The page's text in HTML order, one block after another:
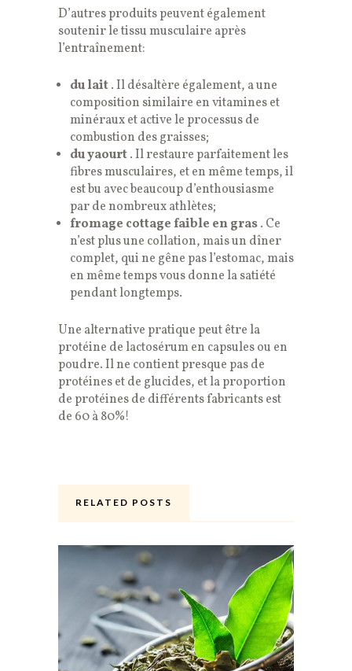
D’autres produits peuvent également
soutenir le tissu musculaire après
l’entraînement:
du lait. Il désaltère également, a une
composition similaire en vitamines et
minéraux et active le processus de
combustion des graisses;
du yaourt. Il restaure parfaitement les
fibres musculaires, et en même temps, il
est bu avec beaucoup d’enthousiasme
par de nombreux athlètes;
fromage cottage faible en gras. Ce
n’est plus une collation, mais un dîner
complet, qui ne gêne pas l’estomac, mais
en même temps vous donne la satiété
pendant longtemps.
Une alternative pratique peut être la
protéine de lactosérum en capsules ou en
poudre. Il ne contient presque pas de
protéines et de glucides, et la proportion
de protéines de différents fabricants est
de 60 à 80%!
RELATED POSTS